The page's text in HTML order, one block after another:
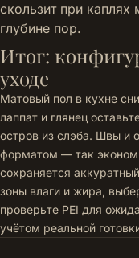
скользит при
глубине пор.
Итог:
уходе
Матовый пол в кухне
лаппат и глянец
остров из слэба. Швы и
форматом — так
сохраняется
зоны влаги и жира,
проверьте PEI для
учётом реальной